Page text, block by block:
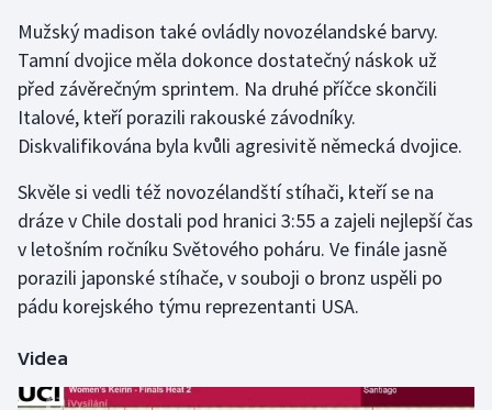
Parasport
Plavání
Plážový volejbal
Ragby
Rychlobruslení
Rychlostní kanoistika
Short track
Sportovní střelba
Mužský madison také ovládly novozélandské barvy.
Tamní dvojice měla dokonce dostatečný náskok už
před závěrečným sprintem. Na druhé příčce skončili
Italové, kteří porazili rakouské závodníky.
Diskvalifikována byla kvůli agresivitě německá dvojice.
Skvěle si vedli též novozélandští stíhači, kteří se na
dráze v Chile dostali pod hranici 3:55 a zajeli nejlepší čas
v letošním ročníku Světového poháru. Ve finále jasně
porazili japonské stíhače, v souboji o bronz uspěli po
pádu korejského týmu reprezentanti USA.
Videa